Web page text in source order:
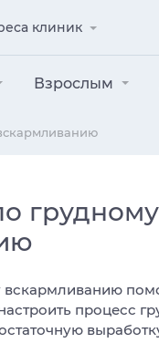
клиник
Взрослым
грудному
вскармливанию
процесс